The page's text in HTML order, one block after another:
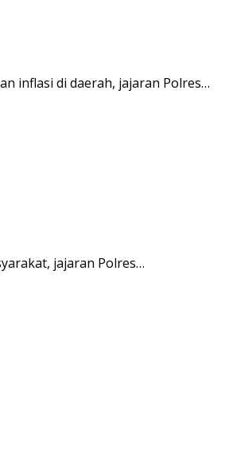
inflasi di daerah, jajaran Polres…
jajaran Polres…